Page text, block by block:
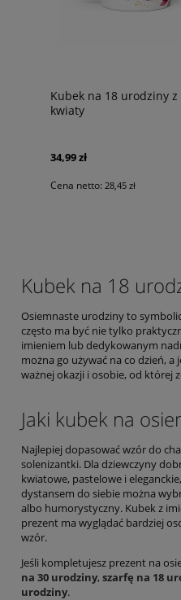
Kubek na 18 urodziny
kwiaty
34,99 zł
Cena netto: 28,45 zł
Kubek na 18
Osiemnaste urodziny to
często ma być nie tylko
imieniem lub dedykowanym
można go używać na co dzień,
ważnej okazji i osobie, od której
Jaki kubek na
Najlepiej dopasować wzór do
solenizantki. Dla dziewczyny
kwiatowe, pastelowe i
dystansem do siebie można
albo humorystyczny. Kubek z
prezent ma wyglądać bardziej
wzór.
Jeśli kompletujesz prezent na
na 30 urodziny, szarfę na 18
urodziny.